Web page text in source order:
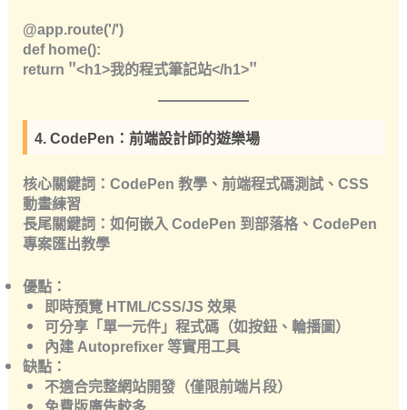
@app.route('/')
def home():
return "<h1>我的程式筆記站</h1>"
4. CodePen：前端設計師的遊樂場
核心關鍵詞：CodePen 教學、前端程式碼測試、CSS
動畫練習
長尾關鍵詞：如何嵌入 CodePen 到部落格、CodePen
專案匯出教學
優點：
即時預覽HTML/CSS/JS 效果
可分享「單一元件」程式碼（如按鈕、輪播圖）
內建Autoprefixer等實用工具
缺點：
不適合完整網站開發（僅限前端片段）